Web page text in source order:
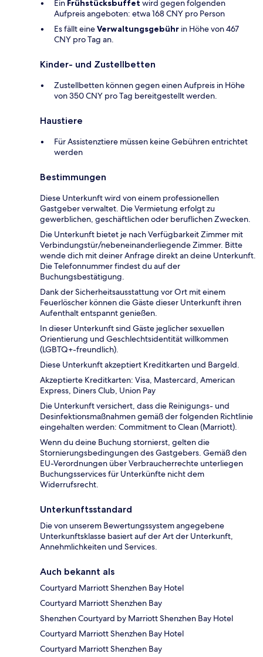
Ein Frühstücksbuffet wird gegen folgenden
Aufpreis angeboten: etwa 168 CNY pro Person
Es fällt eineVerwaltungsgebühr in Höhe von 467
CNY pro Tag an.
Kinder- und Zustellbetten
Zustellbetten können gegen einen Aufpreis in Höhe
von 350 CNY pro Tag bereitgestellt werden.
Haustiere
Für Assistenztiere müssen keine Gebühren entrichtet
werden
Bestimmungen
Diese Unterkunft wird von einem professionellen
Gastgeber verwaltet. Die Vermietung erfolgt zu
gewerblichen, geschäftlichen oder beruflichen Zwecken.
Die Unterkunft bietet je nach Verfügbarkeit Zimmer mit
Verbindungstür/nebeneinanderliegende Zimmer. Bitte
wende dich mit deiner Anfrage direkt an deine Unterkunft.
Die Telefonnummer findest du auf der
Buchungsbestätigung.
Dank der Sicherheitsausstattung vor Ort mit einem
Feuerlöscher können die Gäste dieser Unterkunft ihren
Aufenthalt entspannt genießen.
In dieser Unterkunft sind Gäste jeglicher sexuellen
Orientierung und Geschlechtsidentität willkommen
(LGBTQ+-freundlich).
Diese Unterkunft akzeptiert Kreditkarten und Bargeld.
Akzeptierte Kreditkarten: Visa, Mastercard, American
Express, Diners Club, Union Pay
Die Unterkunft versichert, dass die Reinigungs- und
Desinfektionsmaßnahmen gemäß der folgenden Richtlinie
eingehalten werden: Commitment to Clean (Marriott).
Wenn du deine Buchung stornierst, gelten die
Stornierungsbedingungen des Gastgebers. Gemäß den
EU-Verordnungen über Verbraucherrechte unterliegen
Buchungsservices für Unterkünfte nicht dem
Widerrufsrecht.
Unterkunftsstandard
Die von unserem Bewertungssystem angegebene
Unterkunftsklasse basiert auf der Art der Unterkunft,
Annehmlichkeiten und Services.
Auch bekannt als
Courtyard Marriott Shenzhen Bay Hotel
Courtyard Marriott Shenzhen Bay
Shenzhen Courtyard by Marriott Shenzhen Bay Hotel
Courtyard Marriott Shenzhen Bay Hotel
Courtyard Marriott Shenzhen Bay